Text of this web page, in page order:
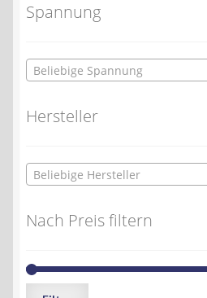
Spannung
Beliebige Spannung
Hersteller
Beliebige Hersteller
Nach Preis filtern